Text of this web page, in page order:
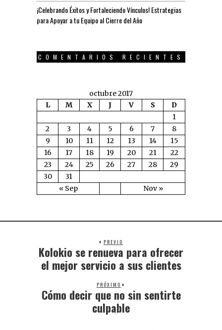
¡Celebrando Éxitos y Fortaleciendo Vínculos! Estrategias
para Apoyar a tu Equipo al Cierre del Año
COMENTARIOS RECIENTES
octubre 2017
L
M X J V S D
« Sep Nov »
1
2
3 4 5 6 7
8
9
10 11 12 13 14
15
16
17 18 19 20 21
22
23
24 25 26 27 28
29
30
31
PREVIO
Kolokio se renueva para ofrecer
el mejor servicio a sus clientes
PRÓXIMO
Cómo decir que no sin sentirte
culpable